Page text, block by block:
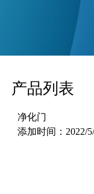
产品列表
净化门
添加时间：2022/